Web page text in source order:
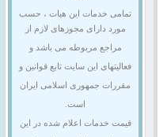
تمامی خدمات این هیات ، حسب
مورد دارای مجوزهای لازم از
مراجع مربوطه می باشد و
فعالیتهای این سایت تابع قوانین و
مقررات جمهوری اسلامی ایران
است.
قیمت خدمات اعلام شده در این